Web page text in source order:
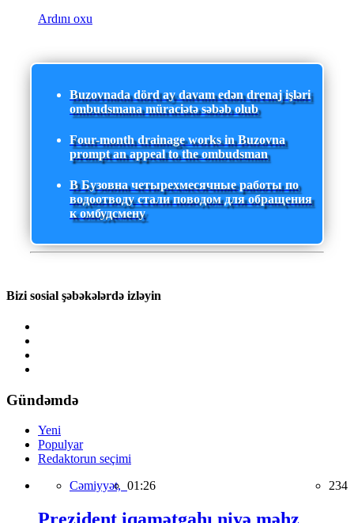
Ardını oxu
Buzovnada dörd ay davam edən drenaj işləri
ombudsmana müraciətə səbəb olub
Four-month drainage works in Buzovna
prompt an appeal to the ombudsman
В Бузовна четырехмесячные работы по
водоотводу стали поводом для обращения
к омбудсмену
Bizi sosial şəbəkələrdə izləyin
Gündəmdə
Yeni
Populyar
Redaktorun seçimi
Cəmiyyət, 01:26 234